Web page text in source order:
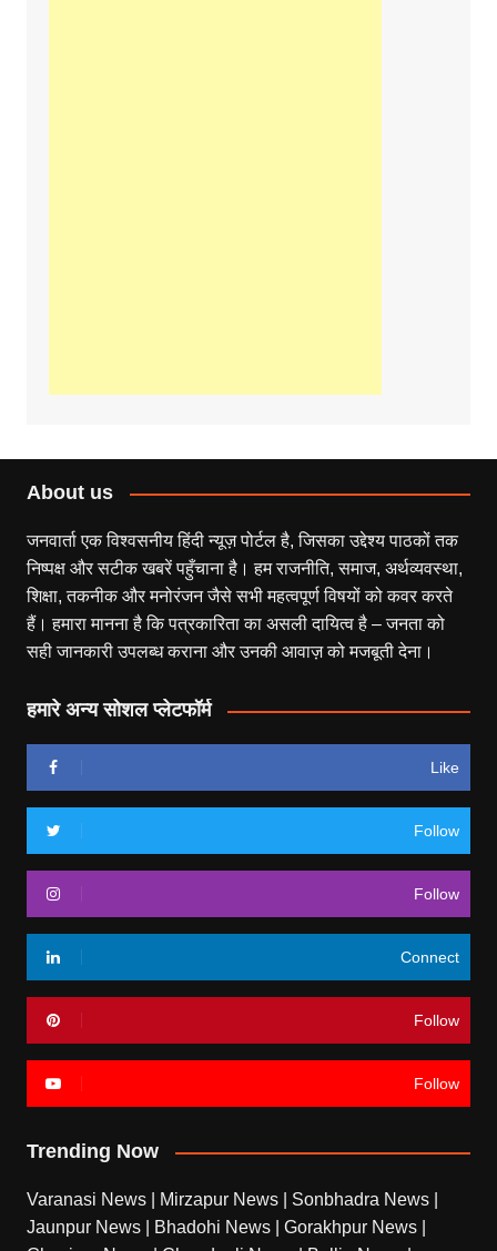
About us
जनवार्ता एक विश्वसनीय हिंदी न्यूज़ पोर्टल है, जिसका उद्देश्य पाठकों तक
निष्पक्ष और सटीक खबरें पहुँचाना है। हम राजनीति, समाज, अर्थव्यवस्था,
शिक्षा, तकनीक और मनोरंजन जैसे सभी महत्वपूर्ण विषयों को कवर करते
हैं। हमारा मानना है कि पत्रकारिता का असली दायित्व है – जनता को
सही जानकारी उपलब्ध कराना और उनकी आवाज़ को मजबूती देना।
हमारे अन्य सोशल प्लेटफॉर्म
Like
Follow
Follow
Connect
Follow
Follow
Trending Now
Varanasi News Mirzapur News Sonbhadra News
Jaunpur News
Bhadohi News Gorakhpur News